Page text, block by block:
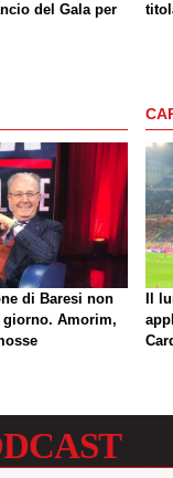
del Gala per
di Baresi non
Amorim,
Il